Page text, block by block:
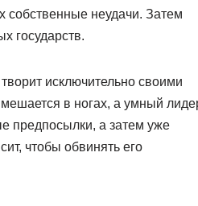
собственные неудачи. Затем
государств.
исключительно своими
в ногах, а умный
предпосылки, а затем уже
чтобы обвинять его